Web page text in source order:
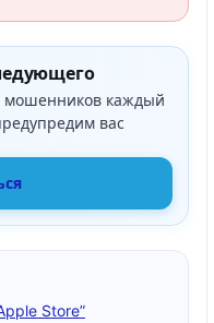
каждый
вас
Store”